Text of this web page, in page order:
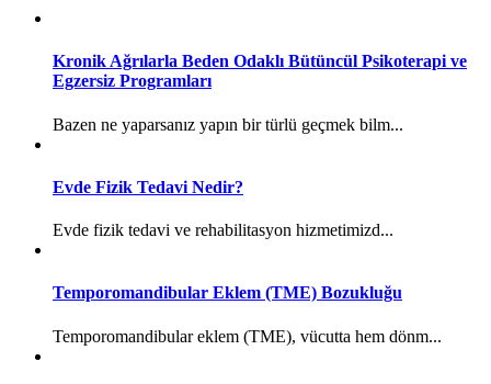
Kronik Ağrılarla Beden Odaklı Bütüncül Psikoterapi ve
Egzersiz Programları
Bazen ne yaparsanız yapın bir türlü geçmek bilm...
Evde Fizik Tedavi Nedir?
Evde fizik tedavi ve rehabilitasyon hizmetimizd...
Temporomandibular Eklem (TME) Bozukluğu
Temporomandibular eklem (TME), vücutta hem dönm...